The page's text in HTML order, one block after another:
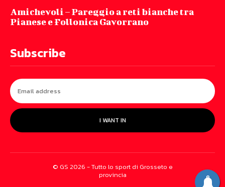
Amichevoli – Pareggio a reti bianche tra
Pianese e Follonica Gavorrano
Subscribe
I WANT IN
© GS 2026 - Tutto lo sport di Grosseto e
provincia